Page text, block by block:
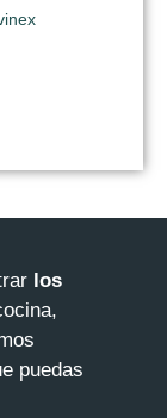
los
puedas